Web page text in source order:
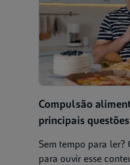
Compulsão
principais
Sem tempo para
para ouvir esse